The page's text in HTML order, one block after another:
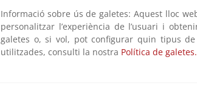
Informació sobre ús de galetes: Aquest lloc
personalitzar l’experiència de l’usuari i
galetes o, si vol, pot configurar quin tipus
utilitzades, consulti la nostra Política de galetes.